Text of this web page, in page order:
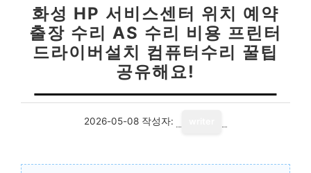
화성 HP 서비스센터 위치 예약
출장 수리 AS 수리 비용 프린터
드라이버설치 컴퓨터수리 꿀팁
공유해요!
2026-05-08 작성자: